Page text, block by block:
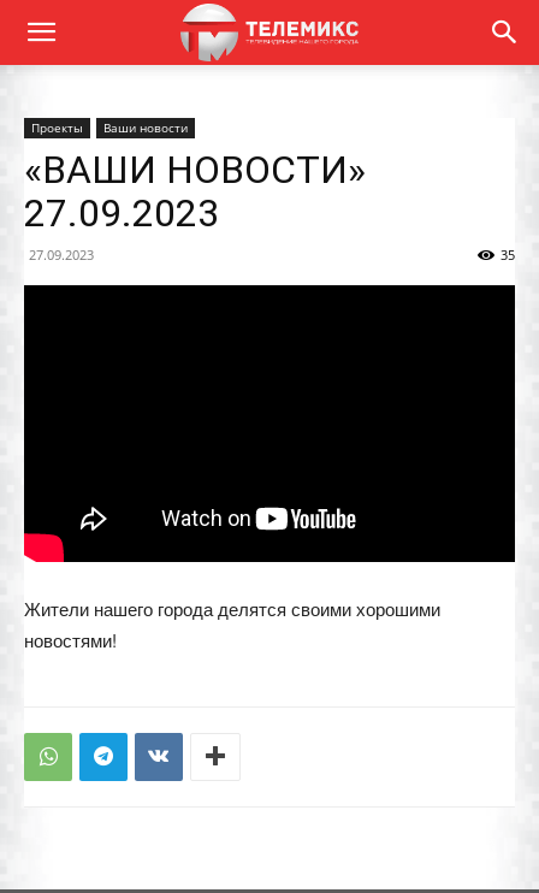
Проекты Ваши новости
«ВАШИ НОВОСТИ»
27.09.2023
27.09.2023 35
Жители нашего города делятся своими хорошими
новостями!